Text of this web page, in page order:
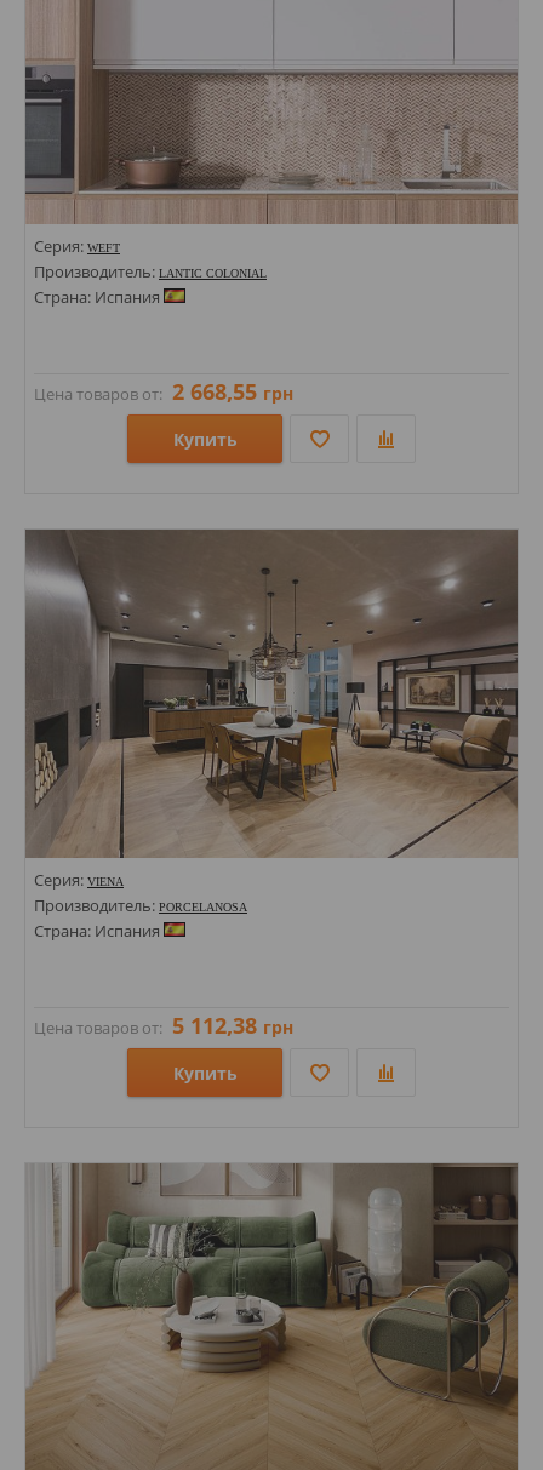
Серия: WEFT
Производитель: LANTIC COLONIAL
Страна: Испания
Цена товаров от: 2 668,55 грн
Купить
Стили: Мозаика; Под камень;
Цвета:
Серия: VIENA
Производитель: PORCELANOSA
Страна: Испания
Цена товаров от: 5 112,38 грн
Купить
Стили: Под дерево; Под паркет;
Цвета: